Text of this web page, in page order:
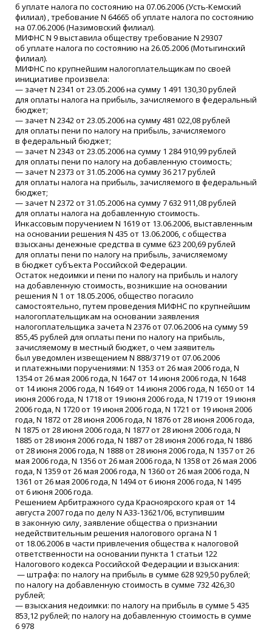
б уплате налога по состоянию на 07.06.2006(Усть-Кемский
филиал) , требование N 64665 об уплате налога по состоянию
на 07.06.2006(Назимовский филиал).
МИФНС N 9 выставила обществу требование N 29307
об уплате налога по состоянию на 26.05.2006(Мотыгинский
филиал).
МИФНС по крупнейшим налогоплательщикам по своей
инициативе произвела:
— зачет N 2341 от 23.05.2006 на сумму 1 491 130,30 рублей
для оплаты налога на прибыль, зачисляемого в федеральный
бюджет;
— зачет N 2342 от 23.05.2006 на сумму 481 022,08 рублей
для оплаты пени по налогу на прибыль, зачисляемого
в федеральный бюджет;
— зачет N 2343 от 23.05.2006 на сумму 1 284 910,99 рублей
для оплаты пени по налогу на добавленную стоимость;
— зачет N 2373 от 31.05.2006 на сумму 36 217 рублей
для оплаты налога на прибыль, зачисляемого в федеральный
бюджет;
— зачет N 2372 от 31.05.2006 на сумму 7 632 911,08 рублей
для оплаты налога на добавленную стоимость.
Инкассовым поручением N 1619 от 13.06.2006, выставленным
на основании решения N 435 от 13.06.2006, с общества
взысканы денежные средства в сумме 623 200,69 рублей
для оплаты пени по налогу на прибыль, зачисляемому
в бюджет субъекта Российской Федерации.
Остаток недоимки и пени по налогу на прибыль и налогу
на добавленную стоимость, возникшие на основании
решения N 1 от 18.05.2006, общество погасило
самостоятельно, путем проведения МИФНС по крупнейшим
налогоплательщикам на основании заявления
налогоплательщика зачета N 2376 от 07.06.2006 на сумму 59
855,45 рублей для оплаты пени по налогу на прибыль,
зачисляемому в местный бюджет, о чем заявитель
был уведомлен извещением N 888/3719 от 07.06.2006
и платежными поручениями: N 1353 от 26 мая 2006 года, N
1354 от 26 мая 2006 года, N 1647 от 14 июня 2006 года, N 1648
от 14 июня 2006 года, N 1649 от 14 июня 2006 года, N 1650 от 14
июня 2006 года, N 1718 от 19 июня 2006 года, N 1719 от 19 июня
2006 года, N 1720 от 19 июня 2006 года, N 1721 от 19 июня 2006
года, N 1872 от 28 июня 2006 года, N 1876 от 28 июня 2006 года,
N 1875 от 28 июня 2006 года, N 1877 от 28 июня 2006 года, N
1885 от 28 июня 2006 года, N 1887 от 28 июня 2006 года, N 1886
от 28 июня 2006 года, N 1888 от 28 июня 2006 года, N 1357 от 26
мая 2006 года, N 1356 от 26 мая 2006 года, N 1358 от 26 мая 2006
года, N 1359 от 26 мая 2006 года, N 1360 от 26 мая 2006 года, N
1361 от 26 мая 2006 года, N 1494 от 6 июня 2006 года, N 1495
от 6 июня 2006 года.
Решением Арбитражного суда Красноярского края от 14
августа 2007 года по делу N А33-13621/06, вступившим
в законную силу, заявление общества о признании
недействительным решения налогового органа N 1
от 18.06.2006 в части привлечения общества к налоговой
ответственности на основании пункта 1 статьи 122
Налогового кодекса Российской Федерации и взыскания:
— штрафа: по налогу на прибыль в сумме 628 929,50 рублей;
по налогу на добавленную стоимость в сумме 732 426,30
рублей;
— взыскания недоимки: по налогу на прибыль в сумме 5 435
853,12 рублей; по налогу на добавленную стоимость в сумме
6 978